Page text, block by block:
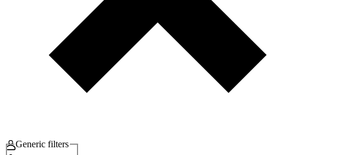
Generic filters